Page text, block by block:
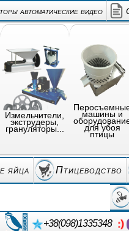
автоматические видео
Измельчители,
экструдеры,
грануляторы...
машины и
для убоя
птицы
яйца Птицеводство
+38(098)1335348